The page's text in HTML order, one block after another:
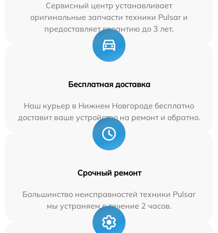
Сервисный центр устанавливает
оригинальные запчасти техники Pulsar и
предоставляет гарантию до 3 лет.
Бесплатная доставка
Наш курьер в Нижнем Новгороде бесплатно
доставит ваше устройство на ремонт и обратно.
Срочный ремонт
Большинство неисправностей техники Pulsar
мы устраняем в течение 2 часов.